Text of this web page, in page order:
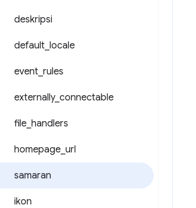
deskripsi
default locale
event rules
externally_ connectable
file handlers
homepage url
samaran
ikon